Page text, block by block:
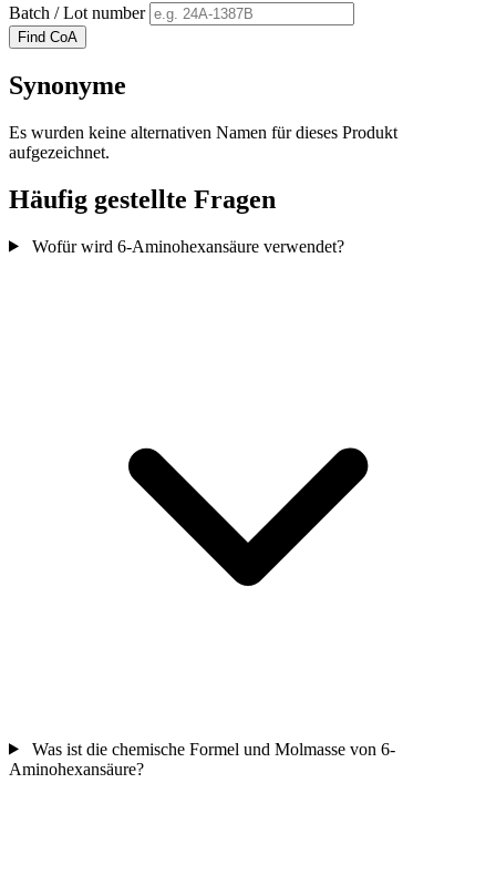
Batch / Lot number
Find CoA
Synonyme
Es wurden keine alternativen Namen für dieses Produkt
aufgezeichnet.
Häufig gestellte Fragen
Wofür wird 6-Aminohexansäure verwendet?
Was ist die chemische Formel und Molmasse von 6-
Aminohexansäure?